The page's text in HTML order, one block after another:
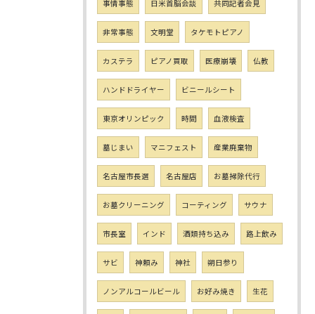
事情事態 日米首脳会談 共同記者会見
非常事態 文明堂 タケモトピアノ
カステラ ピアノ買取 医療崩壊 仏教
ハンドドライヤー ビニールシート
東京オリンピック 時間 血液検査
墓じまい マニフェスト 産業廃棄物
名古屋市長選 名古屋店 お墓掃除代行
お墓クリーニング コーティング サウナ
市長室 インド 酒類持ち込み 路上飲み
サビ 神頼み 神社 朔日参り
ノンアルコールビール お好み焼き 生花